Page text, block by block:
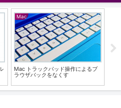
PHP
【phpMyAdmin】Permission
deniedでログインできない時の解